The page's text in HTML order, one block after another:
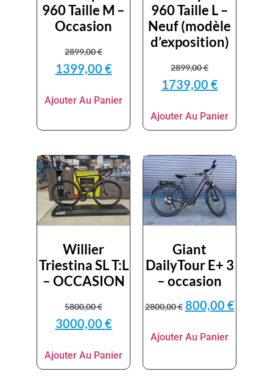
960 Taille M –
Occasion
2899,00€
1399,00 €
Ajouter Au Panier
960 Taille L –
Neuf (modèle
d’exposition)
2899,00€
1739,00 €
Ajouter Au Panier
Willier
Triestina SL T:L
– OCCASION
5800,00€
3000,00 €
Ajouter Au Panier
Giant
DailyTour E+ 3
– occasion
2800,00€ 800,00 €
Ajouter Au Panier